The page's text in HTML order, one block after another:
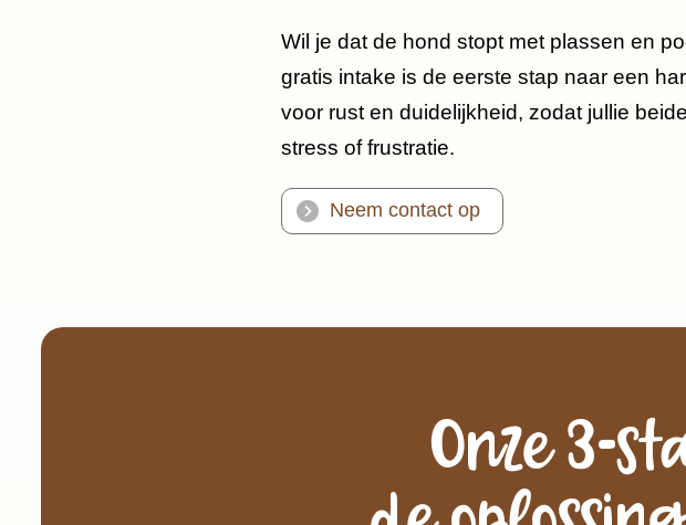
Wil je dat de hond stopt met plassen en
gratis intake is de eerste stap naar een
voor rust en duidelijkheid, zodat jullie
stress of frustratie.
Neem contact op
Onze 3-